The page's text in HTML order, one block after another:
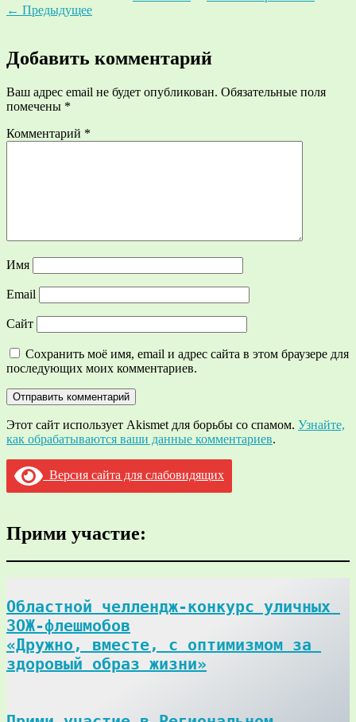
← Предыдущее
Добавить комментарий
Ваш адрес email не будет опубликован. Обязательные поля
помечены *
Комментарий *
Имя
Email
Сайт
Сохранить моё имя, email и адрес сайта в этом браузере для
последующих моих комментариев.
Этот сайт использует Akismet для борьбы со спамом. Узнайте,
как обрабатываются ваши данные комментариев.
Версия сайта для слабовидящих
Прими участие:
Областной челлендж-конкурс уличных
ЗОЖ-флешмобов
«Дружно, вместе, с оптимизмом за
здоровый образ жизни»